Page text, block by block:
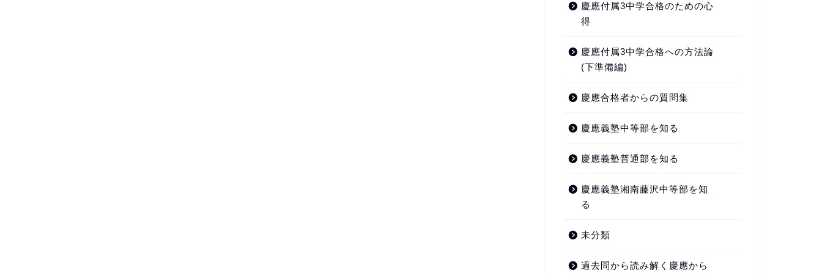
慶應付属3中学合格のための心
得
慶應付属3中学合格への方法論
(下準備編)
慶應合格者からの質問集
慶應義塾中等部を知る
慶應義塾普通部を知る
慶應義塾湘南藤沢中等部を知
る
未分類
過去問から読み解く慶應から